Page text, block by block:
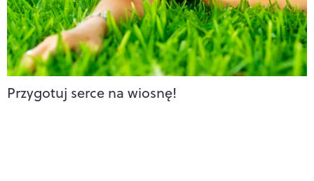
Przygotuj serce na wiosnę!